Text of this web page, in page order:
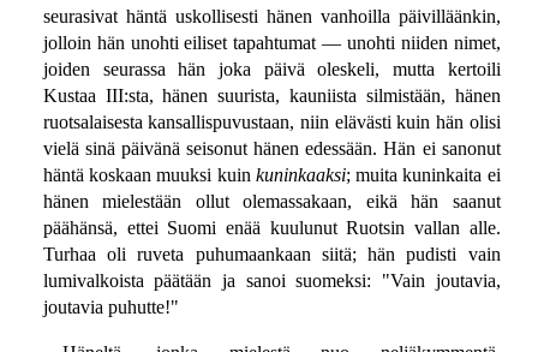
seurasivat häntä uskollisesti hänen vanhoilla päivilläänkin,
jolloin hän unohti eiliset tapahtumat — unohti niiden nimet,
joiden seurassa hän joka päivä oleskeli, mutta kertoili
Kustaa III:sta, hänen suurista, kauniista silmistään, hänen
ruotsalaisesta kansallispuvustaan, niin elävästi kuin hän olisi
vielä sinä päivänä seisonut hänen edessään. Hän ei sanonut
häntä koskaan muuksi kuin kuninkaaksi; muita kuninkaita ei
hänen mielestään ollut olemassakaan, eikä hän saanut
päähänsä, ettei Suomi enää kuulunut Ruotsin vallan alle.
Turhaa oli ruveta puhumaankaan siitä; hän pudisti vain
lumivalkoista päätään ja sanoi suomeksi: "Vain joutavia,
joutavia puhutte!"